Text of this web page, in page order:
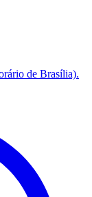
de Brasília).